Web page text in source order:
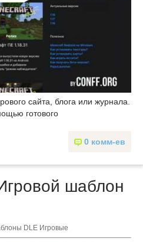
сайта, блога или журнала.
готового
0 комм-ев
шаблон
DLE Игровые